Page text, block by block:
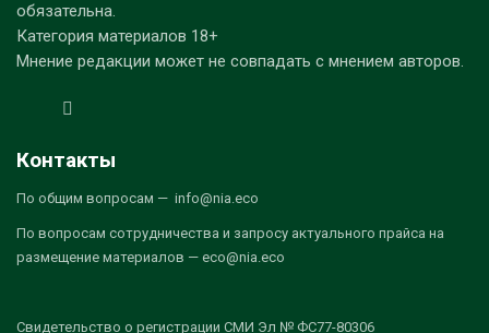
обязательна.
Категория материалов 18+
Мнение редакции может не совпадать с мнением авторов.
Контакты
По общим вопросам — info@nia.eco
По вопросам сотрудничества и запросу актуального прайса на
размещение материалов — eco@nia.eco
Свидетельство о регистрации СМИ Эл № ФС77-80306